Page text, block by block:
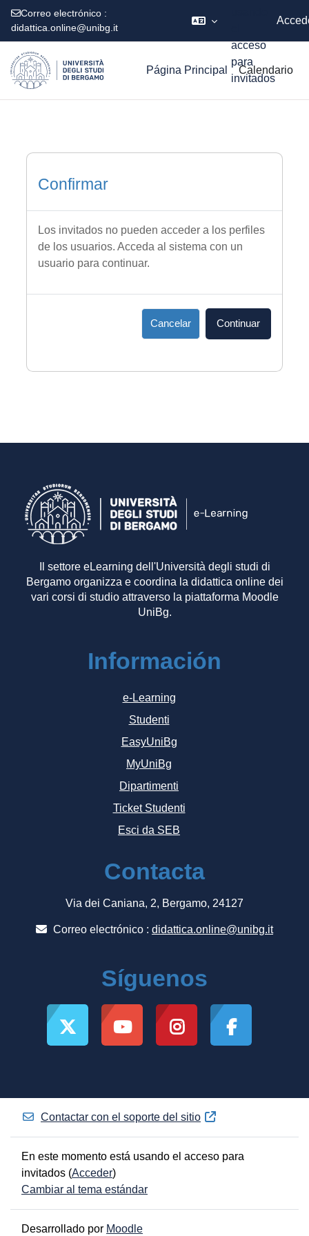
Correo electrónico :
didattica.online@unibg.it
acceso
para
invitados
Página Principal Calendario
Confirmar
Los invitados no pueden acceder a los perfiles
de los usuarios. Acceda al sistema con un
usuario para continuar.
Cancelar Continuar
Il settore eLearning dell'Università degli studi di
Bergamo organizza e coordina la didattica online dei
vari corsi di studio attraverso la piattaforma Moodle
UniBg.
Información
e-Learning
Studenti
EasyUniBg
MyUniBg
Dipartimenti
Ticket Studenti
Esci da SEB
Contacta
Via dei Caniana, 2, Bergamo, 24127
Correo electrónico : didattica.online@unibg.it
Síguenos
Contactar con el soporte del sitio
En este momento está usando el acceso para
invitados (Acceder)
Cambiar al tema estándar
Desarrollado por Moodle